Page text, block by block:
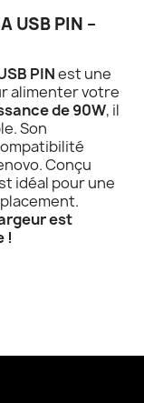
USB PIN –
PINest une
alimenter votre
de 90W, il
Son
Conçu
idéal pour une
est
!